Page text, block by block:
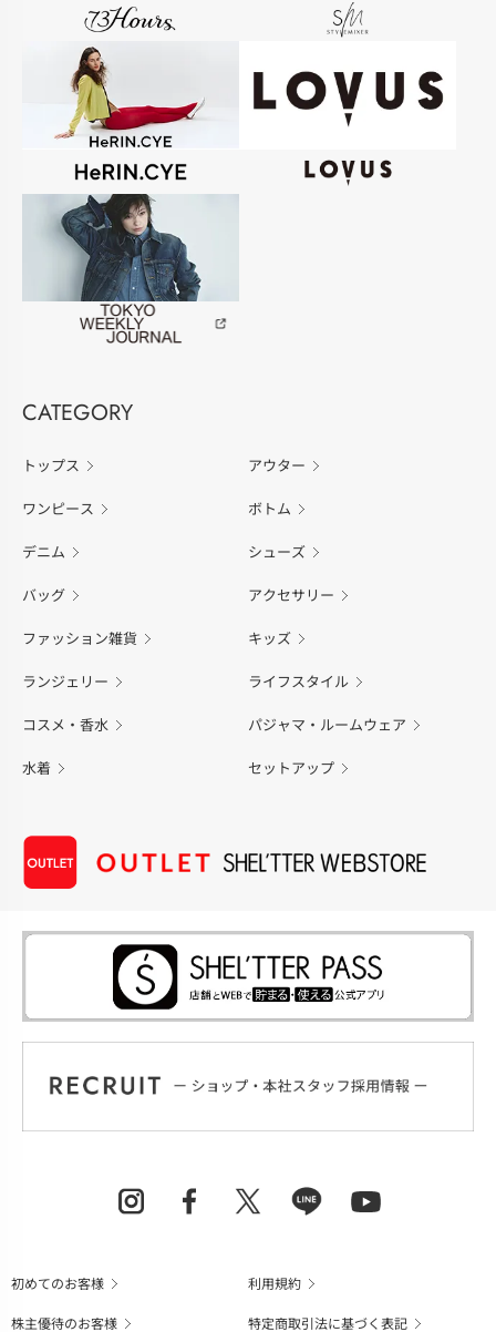
CATEGORY
トップス アウター
ワンピース ボトム
デニム シューズ
バッグ アクセサリー
ファッション雑貨 キッズ
ランジェリー ライフスタイル
コスメ・香水 パジャマ・ルームウェア
水着 セットアップ
初めてのお客様
利用規約
株主優待のお客様
特定商取引法に基づく表記